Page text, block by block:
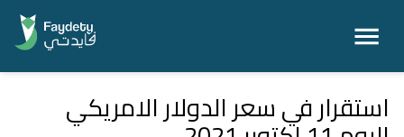
استقرار في سعر الدولار الامريكي